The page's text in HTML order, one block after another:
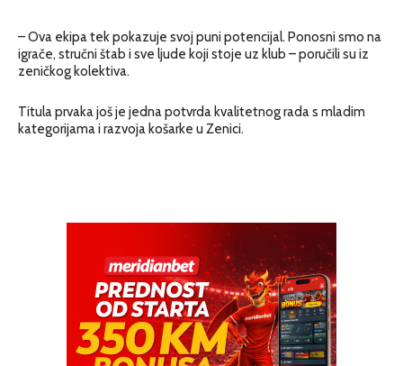
– Ova ekipa tek pokazuje svoj puni potencijal. Ponosni smo na
igrače, stručni štab i sve ljude koji stoje uz klub – poručili su iz
zeničkog kolektiva.
Titula prvaka još je jedna potvrda kvalitetnog rada s mladim
kategorijama i razvoja košarke u Zenici.